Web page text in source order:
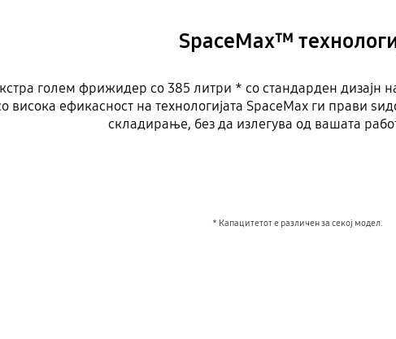
SpaceMax™
голем фрижидер со 385 литри * со стандарден дизајн
висока ефикасност на технологијата SpaceMax ги прави
складирање, без да излегува од вашата
* Капацитетот е различен за секој модел.